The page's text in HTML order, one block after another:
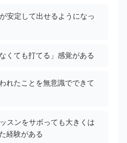
安定して出せるようになっ
くても打てる」感覚がある
れたことを無意識でできて
スンをサボっても大きくは
経験がある